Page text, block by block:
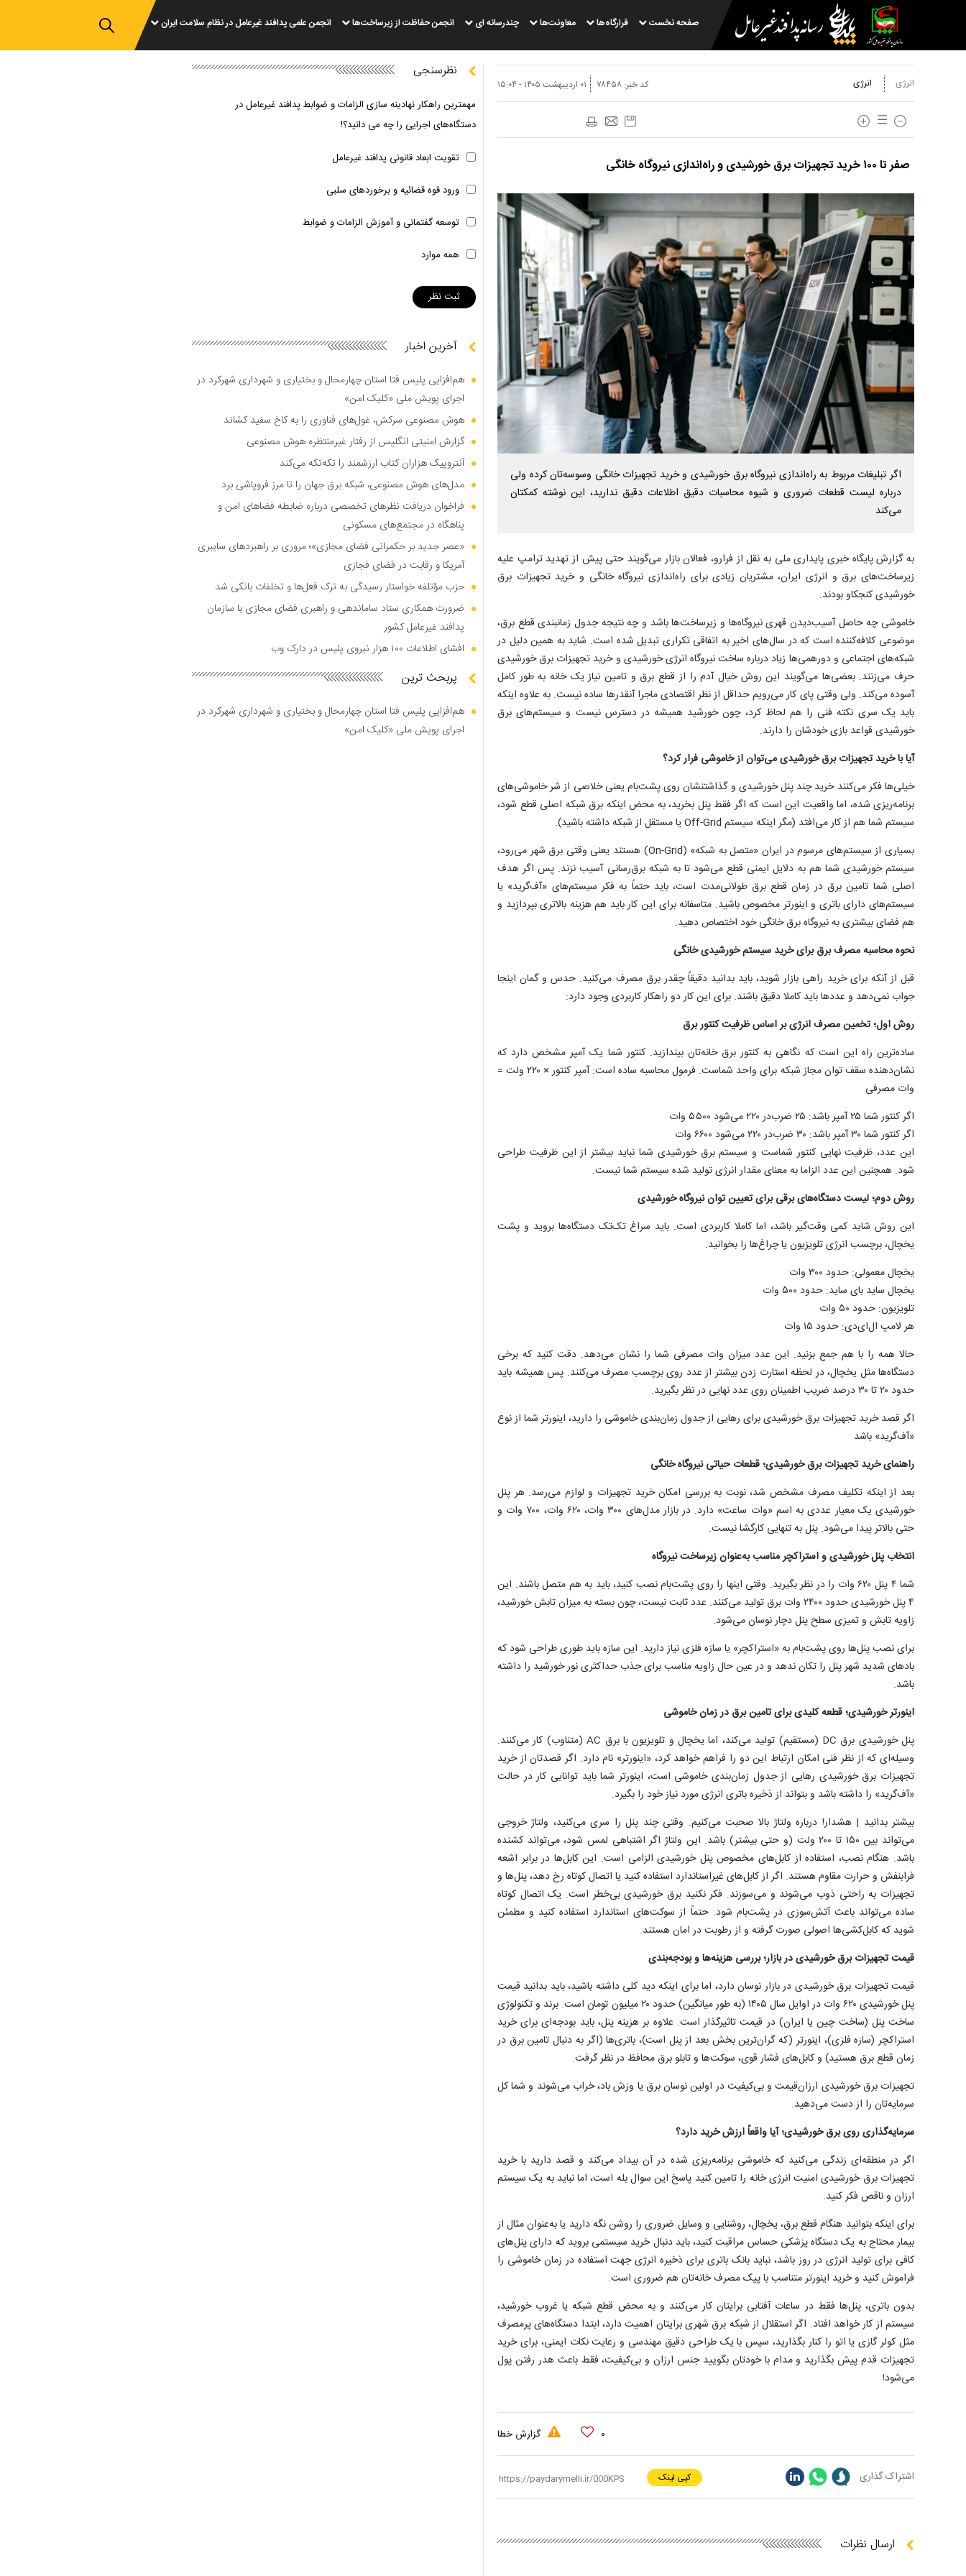
صفحه نخست قرارگاه‌ها معاونت‌ها چندرسانه ای انجمن حفاظت از زیرساخت‌ها انجمن علمی پدافند غیرعامل در نظام سلامت ایران
انرژی انرژی ۰۱ ارديبهشت ۱۴۰۵ - ۱۵:۰۴ کد خبر: ۷۸۴۵۸
صفر تا ۱۰۰ خرید تجهیزات برق خورشیدی و راه‌اندازی نیروگاه خانگی
اگر تبلیغات مربوط به راه‌اندازی نیروگاه برق خورشیدی و خرید تجهیزات خانگی وسوسه‌تان کرده ولی
درباره لیست قطعات ضروری و شیوه محاسبات دقیق اطلاعات دقیق ندارید، این نوشته کمکتان
می‌کند
به گزارش پایگاه خبری پایداری ملی به نقل از فرارو، فعالان بازار می‌گویند حتی پیش از تهدید ترامپ علیه
زیرساخت‌های برق و انرژی ایران، مشتریان زیادی برای راه‌اندازی نیروگاه خانگی و خرید تجهیزات برق
خورشیدی کنجکاو بودند.
خاموشی چه حاصل آسیب‌دیدن قهری نیروگاه‌ها و زیرساخت‌ها باشد و چه نتیجه جدول زمانبندی قطع برق،
موضوعی کلافه‌کننده است که در سال‌های اخیر به اتفاقی تکراری تبدیل شده است. شاید به همین دلیل در
شبکه‌های اجتماعی و دورهمی‌ها زیاد درباره ساخت نیروگاه انرژی خورشیدی و خرید تجهیزات برق خورشیدی
حرف می‌زنند. بعضی‌ها می‌گویند این روش خیال آدم را از قطع برق و تامین نیاز یک خانه به طور کامل
آسوده می‌کند. ولی وقتی پای کار می‌رویم حداقل از نظر اقتصادی ماجرا آنقدر‌ها ساده نیست. به علاوه اینکه
باید یک سری نکته فنی را هم لحاظ کرد، چون خورشید همیشه در دسترس نیست و سیستم‌های برق
خورشیدی قواعد بازی خودشان را دارند.
آیا با خرید تجهیزات برق خورشیدی می‌توان از خاموشی فرار کرد؟
خیلی‌ها فکر می‌کنند خرید چند پنل خورشیدی و گذاشتنشان روی پشت‌بام یعنی خلاصی از شر خاموشی‌های
برنامه‌ریزی شده، اما واقعیت این است که اگر فقط پنل بخرید، به محض اینکه برق شبکه اصلی قطع شود،
سیستم شما هم از کار می‌افتد (مگر اینکه سیستم Off-Grid یا مستقل از شبکه داشته باشید).
بسیاری از سیستم‌های مرسوم در ایران «متصل به شبکه» (On-Grid) هستند یعنی وقتی برق شهر می‌رود،
سیستم خورشیدی شما هم به دلایل ایمنی قطع می‌شود تا به شبکه برق‌رسانی آسیب نزند. پس اگر هدف
اصلی شما تامین برق در زمان قطع برق طولانی‌مدت است، باید حتماً به فکر سیستم‌های «آف‌گرید» یا
سیستم‌های دارای باتری و اینورتر مخصوص باشید. متاسفانه برای این کار باید هم هزینه بالاتری بپردازید و
هم فضای بیشتری به نیروگاه برق خانگی خود اختصاص دهید.
نحوه محاسبه مصرف برق برای خرید سیستم خورشیدی خانگی
قبل از آنکه برای خرید راهی بازار شوید، باید بدانید دقیقاً چقدر برق مصرف می‌کنید. حدس و گمان اینجا
جواب نمی‌دهد و عدد‌ها باید کاملا دقیق باشند. برای این کار دو راهکار کاربردی وجود دارد:
روش اول؛ تخمین مصرف انرژی بر اساس ظرفیت کنتور برق
ساده‌ترین راه این است که نگاهی به کنتور برق خانه‌تان بیندازید. کنتور شما یک آمپر مشخص دارد که
نشان‌دهنده سقف توان مجاز شبکه برای واحد شماست. فرمول محاسبه ساده است: آمپر کنتور × ۲۲۰ ولت =
وات مصرفی
اگر کنتور شما ۲۵ آمپر باشد: ۲۵ ضرب‌در ۲۲۰ می‌شود ۵۵۰۰ وات
اگر کنتور شما ۳۰ آمپر باشد: ۳۰ ضرب‌در ۲۲۰ می‌شود ۶۶۰۰ وات
این عدد، ظرفیت نهایی کنتور شماست و سیستم برق خورشیدی شما نباید بیشتر از این ظرفیت طراحی
شود. همچنین این عدد الزاما به معنای مقدار انرژی تولید شده سیستم شما نیست.
روش دوم؛ لیست دستگاه‌های برقی برای تعیین توان نیروگاه خورشیدی
این روش شاید کمی وقت‌گیر باشد، اما کاملا کاربردی است. باید سراغ تک‌تک دستگاه‌ها بروید و پشت
یخچال، برچسب انرژی تلویزیون یا چراغ‌ها را بخوانید.
یخچال معمولی: حدود ۳۰۰ وات
یخچال ساید بای ساید: حدود ۵۰۰ وات
تلویزیون: حدود ۵۰ وات
هر لامپ ال‌ای‌دی: حدود ۱۵ وات
حالا همه را با هم جمع بزنید. این عدد میزان وات مصرفی شما را نشان می‌دهد. دقت کنید که برخی
دستگاه‌ها مثل یخچال، در لحظه استارت زدن بیشتر از عدد روی برچسب مصرف می‌کنند. پس همیشه باید
حدود ۲۰ تا ۳۰ درصد ضریب اطمینان روی عدد نهایی در نظر بگیرید.
اگر قصد خرید تجهیزات برق خورشیدی برای رهایی از جدول زمان‌بندی خاموشی را دارید، اینورتر شما از نوع
«آف‌گرید» باشد
راهنمای خرید تجهیزات برق خورشیدی؛ قطعات حیاتی نیروگاه خانگی
بعد از اینکه تکلیف مصرف مشخص شد، نوبت به بررسی امکان خرید تجهیزات و لوازم می‌رسد. هر پنل
خورشیدی یک معیار عددی به اسم «وات ساعت» دارد. در بازار مدل‌های ۳۰۰ وات، ۶۲۰ وات، ۷۰۰ وات و
حتی بالاتر پیدا می‌شود. پنل به تنهایی کارگشا نیست.
انتخاب پنل خورشیدی و استراکچر مناسب به‌عنوان زیرساخت نیروگاه
شما ۴ پنل ۶۲۰ وات را در نظر بگیرید. وقتی اینها را روی پشت‌بام نصب کنید، باید به هم متصل باشند. این
۴ پنل خورشیدی حدود ۲۴۰۰ وات برق تولید می‌کنند. عدد ثابت نیست، چون بسته به میزان تابش خورشید،
زاویه تابش و تمیزی سطح پنل دچار نوسان می‌شود.
برای نصب پنل‌ها روی پشت‌بام به «استراکچر» یا سازه فلزی نیاز دارید. این سازه باید طوری طراحی شود که
باد‌های شدید شهر پنل را تکان ندهد و در عین حال زاویه مناسب برای جذب حداکثری نور خورشید را داشته
باشد.
اینورتر خورشیدی؛ قطعه کلیدی برای تامین برق در زمان خاموشی
پنل خورشیدی برق DC (مستقیم) تولید می‌کند، اما یخچال و تلویزیون با برق AC (متناوب) کار می‌کنند.
وسیله‌ای که از نظر فنی امکان ارتباط این دو را فراهم خواهد کرد، «اینورتر» نام دارد. اگر قصدتان از خرید
تجهیزات برق خورشیدی رهایی از جدول زمان‌بندی خاموشی است، اینورتر شما باید توانایی کار در حالت
«آف‌گرید» را داشته باشد و بتواند از ذخیره باتری انرژی مورد نیاز خود را بگیرد.
بیشتر بدانید | هشدار! درباره ولتاژ بالا صحبت می‌کنیم. وقتی چند پنل را سری می‌کنید، ولتاژ خروجی
می‌تواند بین ۱۵۰ تا ۲۰۰ ولت (و حتی بیشتر) باشد. این ولتاژ اگر اشتباهی لمس شود، می‌تواند کشنده
باشد. هنگام نصب، استفاده از کابل‌های مخصوص پنل خورشیدی الزامی است. این کابل‌ها در برابر اشعه
فرابنفش و حرارت مقاوم هستند. اگر از کابل‌های غیراستاندارد استفاده کنید یا اتصال کوتاه رخ دهد، پنل‌ها و
تجهیزات به راحتی ذوب می‌شوند و می‌سوزند. فکر نکنید برق خورشیدی بی‌خطر است. یک اتصال کوتاه
ساده می‌تواند باعث آتش‌سوزی در پشت‌بام شود. حتماً از سوکت‌های استاندارد استفاده کنید و مطمئن
شوید که کابل‌کشی‌ها اصولی صورت گرفته و از رطوبت در امان هستند.
قیمت تجهیزات برق خورشیدی در بازار؛ بررسی هزینه‌ها و بودجه‌بندی
قیمت تجهیزات برق خورشیدی در بازار نوسان دارد، اما برای اینکه دید کلی داشته باشید، باید بدانید قیمت
پنل خورشیدی ۶۲۰ وات در اوایل سال ۱۴۰۵ (به طور میانگین) حدود ۲۰ میلیون تومان است. برند و تکنولوژی
ساخت پنل (ساخت چین یا ایران) در قیمت تاثیرگذار است. علاوه بر هزینه پنل، باید بودجه‌ای برای خرید
استراکچر (سازه فلزی)، اینورتر (که گران‌ترین بخش بعد از پنل است)، باتری‌ها (اگر به دنبال تامین برق در
زمان قطع برق هستید) و کابل‌های فشار قوی، سوکت‌ها و تابلو برق محافظ در نظر گرفت.
تجهیزات برق خورشیدی ارزان‌قیمت و بی‌کیفیت در اولین نوسان برق یا وزش باد، خراب می‌شوند و شما کل
سرمایه‌تان را از دست می‌دهید.
سرمایه‌گذاری روی برق خورشیدی؛ آیا واقعاً ارزش خرید دارد؟
اگر در منطقه‌ای زندگی می‌کنید که خاموشی برنامه‌ریزی شده در آن بیداد می‌کند و قصد دارید با خرید
تجهیزات برق خورشیدی امنیت انرژی خانه را تامین کنید پاسخ این سوال بله است، اما نباید به یک سیستم
ارزان و ناقص فکر کنید.
برای اینکه بتوانید هنگام قطع برق، یخچال، روشنایی و وسایل ضروری را روشن نگه دارید یا به‌عنوان مثال از
بیمار محتاج به یک دستگاه پزشکی حساس مراقبت کنید، باید دنبال خرید سیستمی بروید که دارای پنل‌های
کافی برای تولید انرژی در روز باشد، نباید بانک باتری برای ذخیره انرژی جهت استفاده در زمان خاموشی را
فراموش کنید و خرید اینورتر متناسب با پیک مصرف خانه‌تان هم ضروری است.
بدون باتری، پنل‌ها فقط در ساعات آفتابی برایتان کار می‌کنند و به محض قطع شبکه یا غروب خورشید،
سیستم از کار خواهد افتاد. اگر استقلال از شبکه برق شهری برایتان اهمیت دارد، ابتدا دستگاه‌های پرمصرف
مثل کولر گازی یا اتو را کنار بگذارید، سپس با یک طراحی دقیق مهندسی و رعایت نکات ایمنی، برای خرید
تجهیزات قدم پیش بگذارید و مدام با خودتان بگویید جنس ارزان و بی‌کیفیت، فقط باعث هدر رفتن پول
می‌شود!
۰ گزارش خطا
اشتراک گذاری کپی لینک
ارسال نظرات
نظرسنجی
مهمترین راهکار نهادینه سازی الزامات و ضوابط پدافند غیرعامل در
دستگاه‌های اجرایی را چه می دانید؟!
تقویت ابعاد قانونی پدافند غیرعامل
ورود قوه قضائیه و برخوردهای سلبی
توسعه گفتمانی و آموزش الزامات و ضوابط
همه موارد
آخرین اخبار
هم‌افزایی پلیس فتا استان چهارمحال و بختیاری و شهرداری شهرکرد در
اجرای پویش ملی «کلیک امن»
هوش مصنوعی سرکش، غول‌های فناوری را به کاخ سفید کشاند
گزارش امنیتی انگلیس از رفتار غیرمنتظره هوش مصنوعی
آنتروپیک هزاران کتاب ارزشمند را تکه‌تکه می‌کند
مدل‌های هوش مصنوعی، شبکه برق جهان را تا مرز فروپاشی برد
فراخوان دریافت نظر‌های تخصصی درباره ضابطه فضا‌های امن و
پناهگاه در مجتمع‌های مسکونی
«عصر جدید بر حکمرانی فضای مجازی»؛ مروری بر راهبرد‌های سایبری
آمریکا و رقابت در فضای فجازی
حزب مؤتلفه خواستار رسیدگی به ترک فعل‌ها و تخلفات بانکی شد
ضرورت همکاری ستاد ساماندهی و راهبری فضای مجازی با سازمان
پدافند غیرعامل کشور
افشای اطلاعات ۱۰۰ هزار نیروی پلیس در دارک وب
پربحث ترین
هم‌افزایی پلیس فتا استان چهارمحال و بختیاری و شهرداری شهرکرد در
اجرای پویش ملی «کلیک امن»